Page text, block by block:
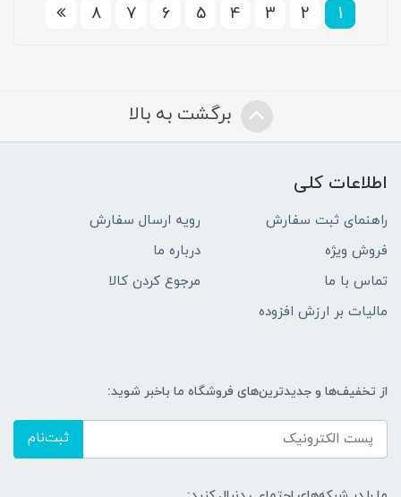
1
2
3
4
5
6
7
8
برگشت به بالا
اطلاعات کلی
راهنمای ثبت سفارش
رویه ارسال سفارش
فروش ویژه
درباره ما
تماس با ما
مرجوع کردن کالا
مالیات بر ارزش افزوده
از تخفیف‌ها و جدیدترین‌های فروشگاه ما باخبر شوید:
ثبت‌نام